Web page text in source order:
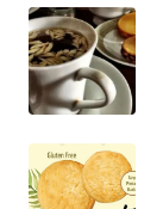
WAHANANEWS
ID
WAHANANEWS
CO ID